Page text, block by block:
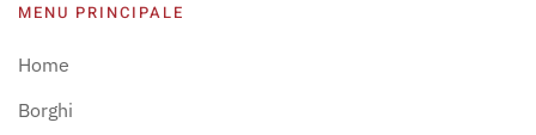
MENU PRINCIPALE
Home
Borghi